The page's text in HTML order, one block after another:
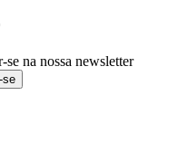
na nossa newsletter
se